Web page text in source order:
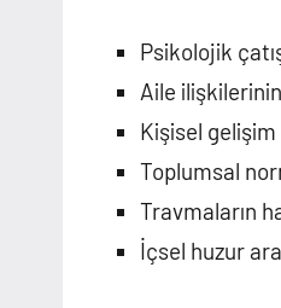
Psikolojik
Aile
Kişisel
Toplumsal
Travmaların
İçsel huzur